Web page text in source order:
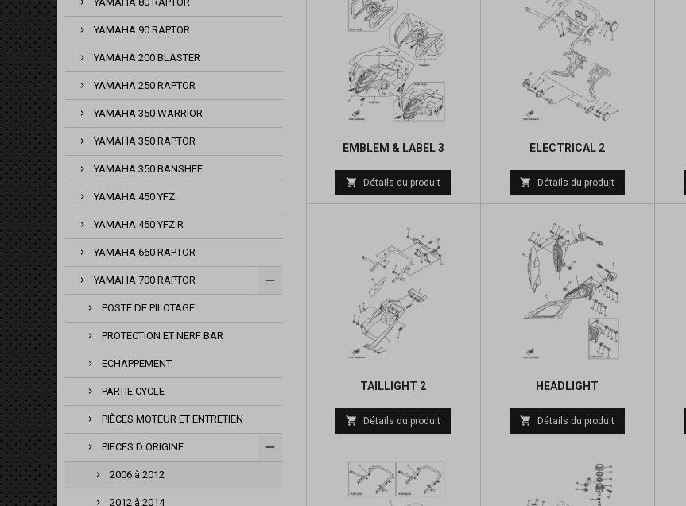
YAMAHA 90 RAPTOR
YAMAHA 200 BLASTER
YAMAHA 250 RAPTOR
YAMAHA 350 WARRIOR
YAMAHA 350 RAPTOR
YAMAHA 350 BANSHEE
YAMAHA 450 YFZ
YAMAHA 450 YFZ R
YAMAHA 660 RAPTOR
YAMAHA 700 RAPTOR
POSTE DE PILOTAGE
PROTECTION ET NERF BAR
ECHAPPEMENT
PARTIE CYCLE
PIÈCES MOTEUR ET ENTRETIEN
PIECES D ORIGINE
2006 à 2012
2012 à 2014
EMBLEM & LABEL 3
 Détails du produit
ELECTRICAL 2
Prix
de
 Détails du produit
TAILLIGHT 2
Prix
de
 Détails du produit
HEADLIGHT
Prix
de
 Détails du produit